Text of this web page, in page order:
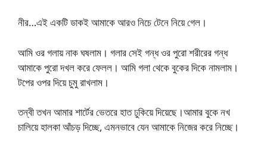
নীর…এই একটি ডাকই আমাকে আরও নিচে টেনে নিয়ে গেল।
আমি ওর গলায় নাক ঘষলাম। গলার সেই গন্ধ ওর পুরো শরীরের গন্ধ
আমাকে পুরো দখল করে ফেলল। আমি গলা থেকে বুকের দিকে নামলাম।
টপের ওপর দিয়ে চুমু রাখলাম।
তন্বী তখন আমার শার্টের ভেতরে হাত ঢুকিয়ে দিয়েছে।আমার বুকে নখ
চালিয়ে হালকা আঁচড় দিচ্ছে, এমনভাবে যেন আমাকে নিজের করে নিচ্ছে।